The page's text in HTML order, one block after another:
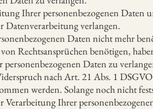
Ihrer personenbezogenen Daten
Datenverarbeitung verlangen.
Daten nicht mehr
Rechtsansprüchen benötigen,
Daten zu
nach Art. 21 Abs. 1
werden. Solange noch nicht
Verarbeitung Ihrer